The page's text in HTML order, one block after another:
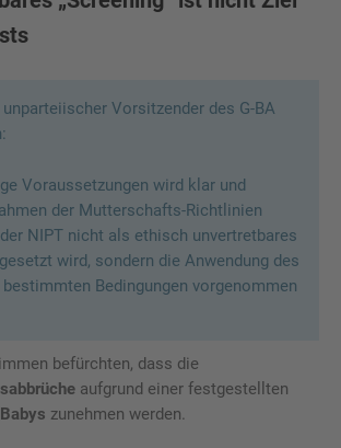
Vorsitzender des G-BA
Voraussetzungen wird klar und
der Mutterschafts-Richtlinien
NIPT nicht als ethisch unvertretbares
wird, sondern die Anwendung des
Bedingungen vorgenommen
befürchten, dass die
aufgrund einer festgestellten
zunehmen werden.